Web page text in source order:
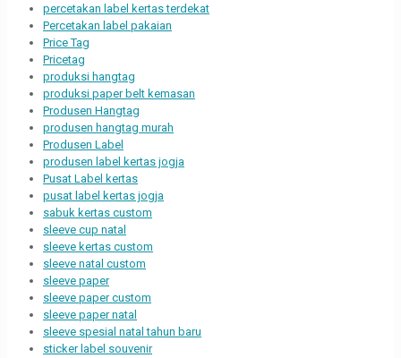
percetakan label kertas terdekat
Percetakan label pakaian
Price Tag
Pricetag
produksi hangtag
produksi paper belt kemasan
Produsen Hangtag
produsen hangtag murah
Produsen Label
produsen label kertas jogja
Pusat Label kertas
pusat label kertas jogja
sabuk kertas custom
sleeve cup natal
sleeve kertas custom
sleeve natal custom
sleeve paper
sleeve paper custom
sleeve paper natal
sleeve spesial natal tahun baru
sticker label souvenir